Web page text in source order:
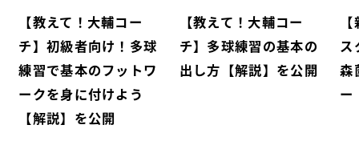
【教えて！大輔コー
チ】初級者向け！多球
練習で基本のフットワ
ークを身に付けよう
【解説】を公開
【教えて！大輔コー
チ】多球練習の基本の
出し方【解説】を公開
ス
森
ー